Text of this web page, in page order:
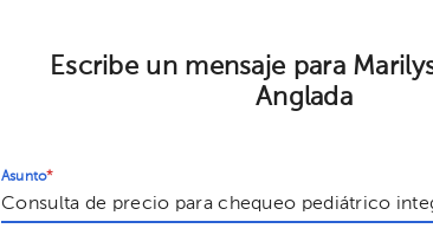
Escribe un mensaje para
Anglada
Asunto*